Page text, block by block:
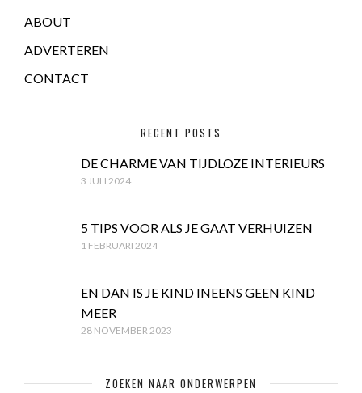
ABOUT
ADVERTEREN
CONTACT
RECENT POSTS
DE CHARME VAN TIJDLOZE INTERIEURS
3 JULI 2024
5 TIPS VOOR ALS JE GAAT VERHUIZEN
1 FEBRUARI 2024
EN DAN IS JE KIND INEENS GEEN KIND
MEER
28 NOVEMBER 2023
ZOEKEN NAAR ONDERWERPEN